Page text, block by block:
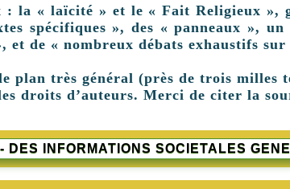
: la « laïcité » et le « Fait Religieux »,
spécifiques », des « panneaux »,
de « nombreux débats exhaustifs sur
plan très général (près de trois milles
droits d’auteurs. Merci de citer la
DES INFORMATIONS SOCIETALES